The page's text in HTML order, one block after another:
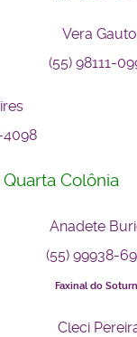
Vera Gauto
(55) 98111-
4098
Colônia
Anadete
(55) 99938-
Faxinal do
Cleci